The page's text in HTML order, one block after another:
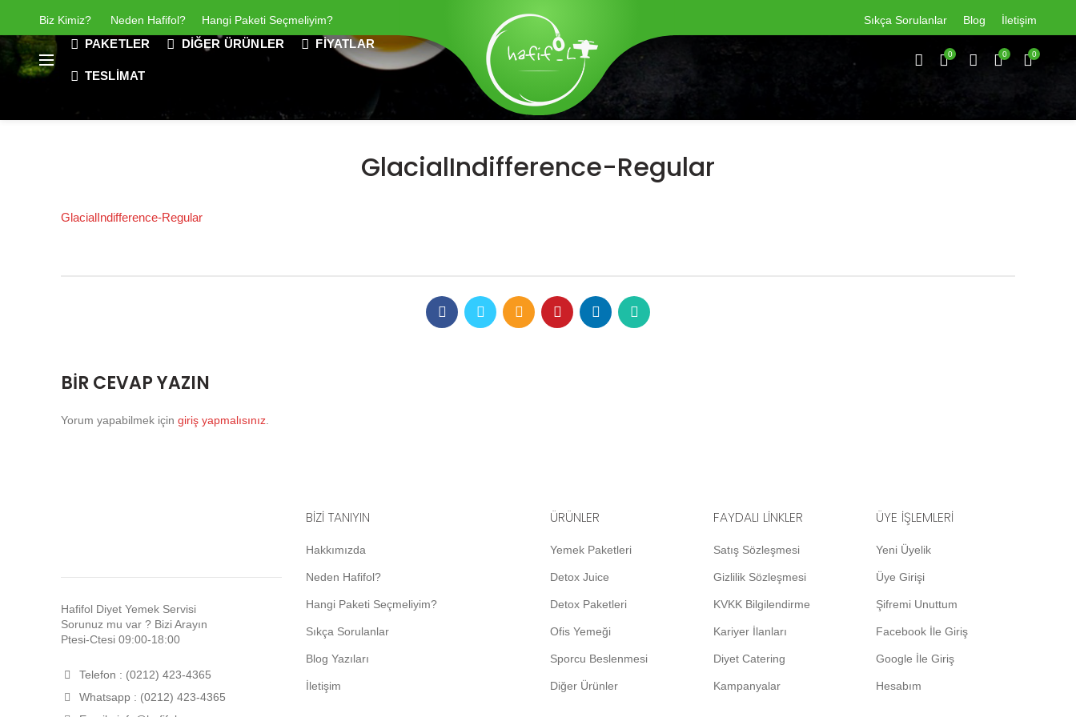
Biz Kimiz? Neden Hafifol? Hangi Paketi Seçmeliyim? Sıkça Sorulanlar Blog İletişim
PAKETLER DIĞER ÜRÜNLER FIYATLAR
TESLIMAT
0 0 0
GlacialIndifference-Regular
GlacialIndifference-Regular
BIR CEVAP YAZIN
Yorum yapabilmek için giriş yapmalısınız.
Hafifol Diyet Yemek Servisi
Sorunuz mu var ? Bizi Arayın
Ptesi-Ctesi 09:00-18:00
Telefon : (0212) 423-4365
Whatsapp : (0212) 423-4365
BİZİ TANIYIN
Hakkımızda
Neden Hafifol?
Hangi Paketi Seçmeliyim?
Sıkça Sorulanlar
Blog Yazıları
İletişim
ÜRÜNLER
Yemek Paketleri
Detox Juice
Detox Paketleri
Ofis Yemeği
Sporcu Beslenmesi
Diğer Ürünler
FAYDALI LİNKLER
Satış Sözleşmesi
Gizlilik Sözleşmesi
KVKK Bilgilendirme
Kariyer İlanları
Diyet Catering
Kampanyalar
ÜYE İŞLEMLERİ
Yeni Üyelik
Üye Girişi
Şifremi Unuttum
Facebook İle Giriş
Google İle Giriş
Hesabım